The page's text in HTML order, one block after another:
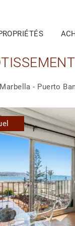
- Puerto